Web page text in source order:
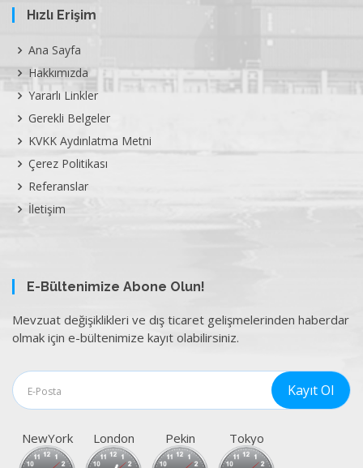
Hızlı Erişim
Ana Sayfa
Hakkımızda
Yararlı Linkler
Gerekli Belgeler
KVKK Aydınlatma Metni
Çerez Politikası
Referanslar
İletişim
E-Bültenimize Abone Olun!
Mevzuat değişiklikleri ve dış ticaret gelişmelerinden haberdar
olmak için e-bültenimize kayıt olabilirsiniz.
NewYork London Pekin Tokyo